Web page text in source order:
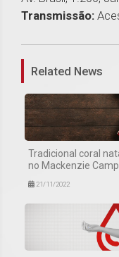
Transmissão:
Related News
Tradicional coral
no Mackenzie
21/11/2022